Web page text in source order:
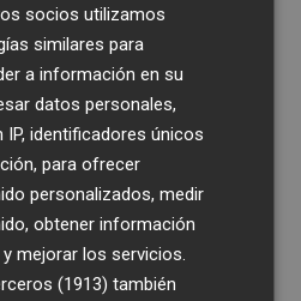
socios utilizamos
similares para
a información en su
datos personales,
identificadores únicos
para ofrecer
personalizados, medir
obtener información
mejorar los servicios.
(1913) también